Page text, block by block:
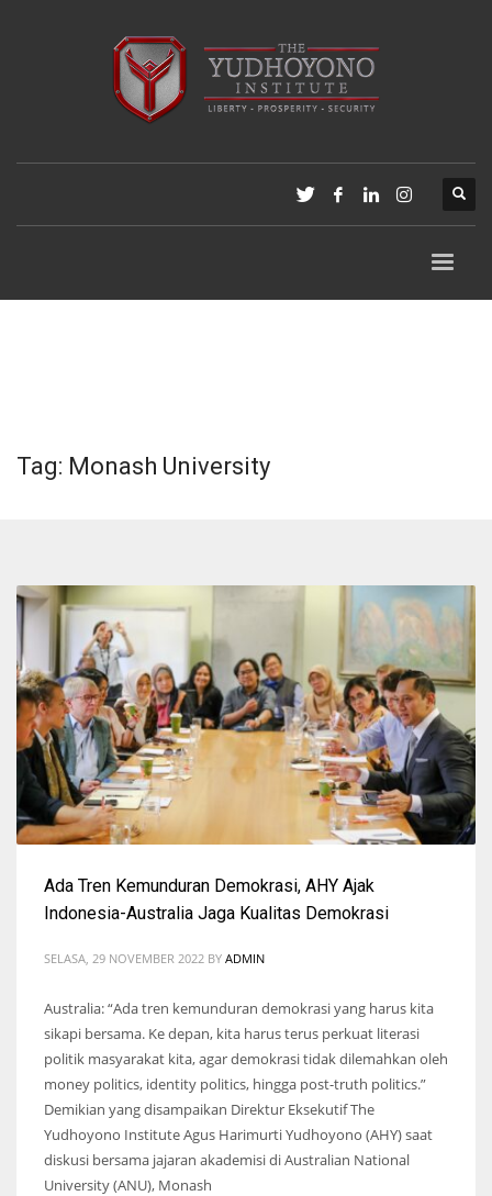
Tag: Monash University
Ada Tren Kemunduran Demokrasi, AHY Ajak
Indonesia-Australia Jaga Kualitas Demokrasi
SELASA, 29 NOVEMBER 2022 BY ADMIN
Australia: “Ada tren kemunduran demokrasi yang harus kita
sikapi bersama. Ke depan, kita harus terus perkuat literasi
politik masyarakat kita, agar demokrasi tidak dilemahkan oleh
money politics, identity politics, hingga post-truth politics.”
Demikian yang disampaikan Direktur Eksekutif The
Yudhoyono Institute Agus Harimurti Yudhoyono (AHY) saat
diskusi bersama jajaran akademisi di Australian National
University (ANU), Monash